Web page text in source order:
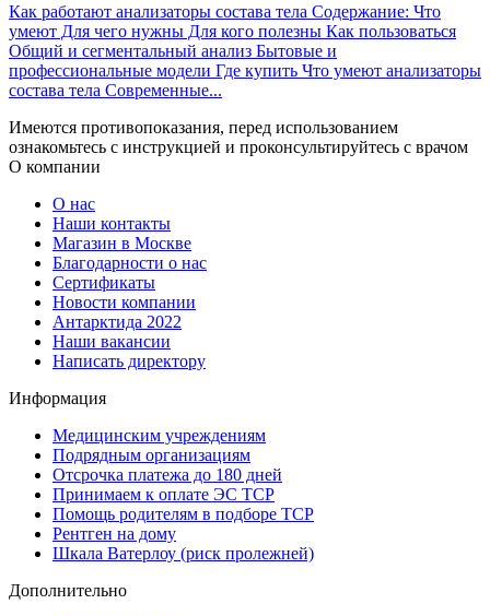
Как работают анализаторы состава тела Содержание: Что
умеют Для чего нужны Для кого полезны Как пользоваться
Общий и сегментальный анализ Бытовые и
профессиональные модели Где купить Что умеют анализаторы
состава тела Современные...
Имеются противопоказания, перед использованием
ознакомьтесь с инструкцией и проконсультируйтесь с врачом
О компании
О нас
Наши контакты
Магазин в Москве
Благодарности о нас
Сертификаты
Новости компании
Антарктида 2022
Наши вакансии
Написать директору
Информация
Медицинским учреждениям
Подрядным организациям
Отсрочка платежа до 180 дней
Принимаем к оплате ЭС ТСР
Помощь родителям в подборе ТСР
Рентген на дому
Шкала Ватерлоу (риск пролежней)
Дополнительно